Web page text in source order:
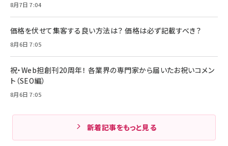
8月7日 7:04
価格を伏せて集客する良い方法は？ 価格は必ず記載すべき？
8月6日 7:05
祝・Web担創刊20周年！ 各業界の専門家から届いたお祝いコメン
ト（SEO編）
8月6日 7:05
新着記事をもっと見る